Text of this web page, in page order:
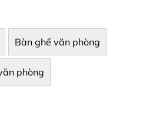
Bàn ghế văn phòng
phòng